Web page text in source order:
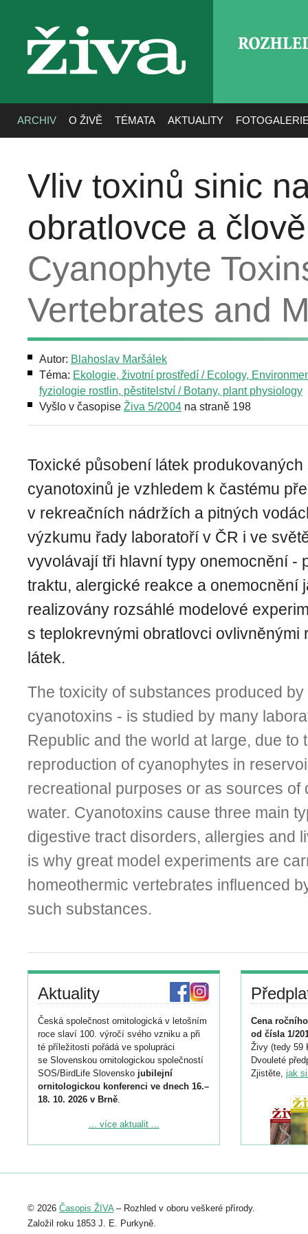
živa
ARCHIV O ŽIVĚ TÉMATA AKTUALITY
Vliv toxinů sinic
obratlovce a
Cyanophyte
Vertebrates and
Autor: Blahoslav Maršálek
Téma: Ekologie, životní prostředí / Ecology,
fyziologie rostlin, pěstitelství / Botany, plant physiology
Vyšlo v časopise Živa 5/2004 na straně 198
Toxické působení látek produkovaných
cyanotoxinů je vzhledem k častému
v rekreačních nádržích a pitných
výzkumu řady laboratoří v ČR i ve
vyvolávají tři hlavní typy onemocnění -
traktu, alergické reakce a onemocnění
realizovány rozsáhlé modelové
s teplokrevnými obratlovci ovlivněnými
látek.
The toxicity of substances produced
cyanotoxins - is studied by many
Republic and the world at large, due to
reproduction of cyanophytes in
recreational purposes or as sources of
water. Cyanotoxins cause three main
digestive tract disorders, allergies and
is why great model experiments are
homeothermic vertebrates influenced
such substances.
Aktuality
Česká společnost ornitologická v letošním
roce slaví 100. výročí svého vzniku a při
té příležitosti pořádá ve spolupráci
se Slovenskou ornitologickou společností
SOS/BirdLife Slovensko jubilejní
ornitologickou konferenci ve dnech 16.–
18. 10. 2026 v Brně.
Podrobnější informace ke konferenci
Registrovat se můžete do 6. září.
abstraktu přihlášené přednášky nebo
posteru je už 30. června.
... více aktualit ...
Cena
od čísla 1/
Živy (tedy 59
Dvouleté
Zjistěte, jak
© 2026 Časopis ŽIVA– Rozhled v oboru veškeré přírody.
Založil roku 1853 J. E. Purkyně.